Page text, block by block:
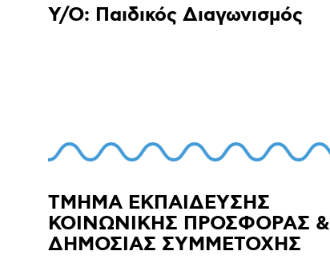
Υ/Ο: Παιδικός Διαγωνισμός
ΤΜΗΜΑ ΕΚΠΑΙΔΕΥΣΗΣ
ΚΟΙΝΩΝΙΚΗΣ ΠΡΟΣΦΟΡΑΣ &
ΔΗΜΟΣΙΑΣ ΣΥΜΜΕΤΟΧΗΣ